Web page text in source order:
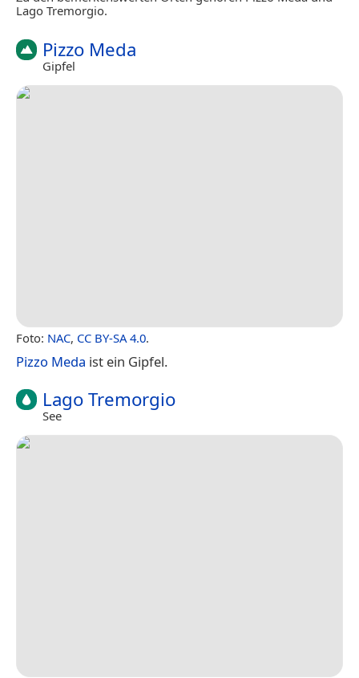
Lago Tremorgio.
Pizzo Meda
Gipfel
Foto: NAC, CC BY-SA 4.0.
Pizzo Meda ist ein Gipfel.
Lago Tremorgio
See